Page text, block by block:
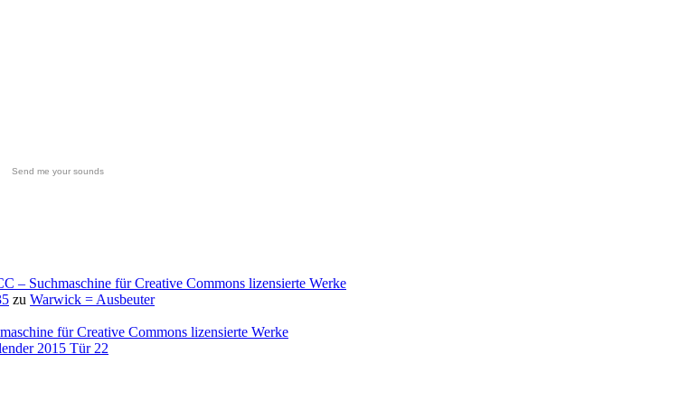
Send me your sounds
– Suchmaschine für Creative Commons lizensierte Werke
zu Warwick = Ausbeuter
für Creative Commons lizensierte Werke
2015 Tür 22